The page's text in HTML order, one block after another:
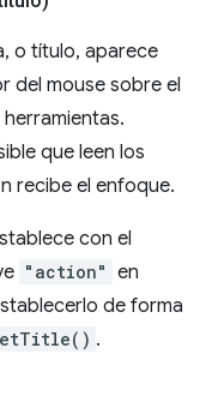
o título, aparece
del mouse sobre el
que leen los
recibe el enfoque.
con el
"action" en
de forma
.